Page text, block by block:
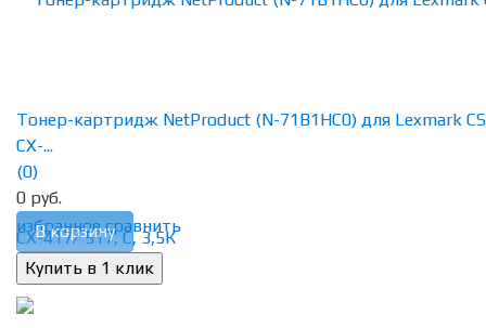
избранное сравнить
Тонер-картридж NetProduct (N-71B1HC0) для Lexmark
CX-...
(0)
0 руб.
В корзину